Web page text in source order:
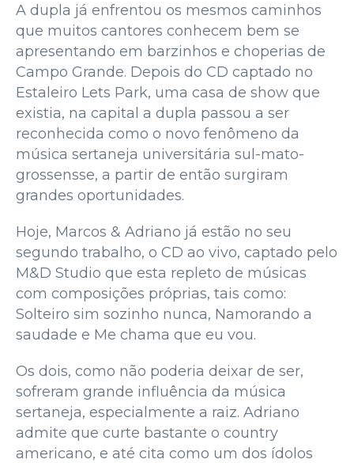
A dupla já enfrentou os mesmos caminhos
que muitos cantores conhecem bem se
apresentando em barzinhos e choperias de
Campo Grande. Depois do CD captado no
Estaleiro Lets Park, uma casa de show que
existia, na capital a dupla passou a ser
reconhecida como o novo fenômeno da
música sertaneja universitária sul-mato-
grossensse, a partir de então surgiram
grandes oportunidades.
Hoje, Marcos & Adriano já estão no seu
segundo trabalho, o CD ao vivo, captado pelo
M&D Studio que esta repleto de músicas
com composições próprias, tais como:
Solteiro sim sozinho nunca, Namorando a
saudade e Me chama que eu vou.
Os dois, como não poderia deixar de ser,
sofreram grande influência da música
sertaneja, especialmente a raiz. Adriano
admite que curte bastante o country
americano, e até cita como um dos ídolos